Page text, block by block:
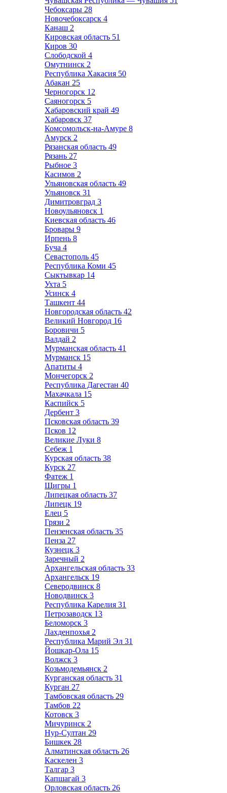
Чебоксары 28
Новочебоксарск 4
Канаш 2
Кировская область 51
Киров 30
Слободской 4
Омутнинск 2
Республика Хакасия 50
Абакан 25
Черногорск 12
Саяногорск 5
Хабаровский край 49
Хабаровск 37
Комсомольск-на-Амуре 8
Амурск 2
Рязанская область 49
Рязань 27
Рыбное 3
Касимов 2
Ульяновская область 49
Ульяновск 31
Димитровград 3
Новоульяновск 1
Киевская область 46
Бровары 9
Ирпень 8
Буча 4
Севастополь 45
Республика Коми 45
Сыктывкар 14
Ухта 5
Усинск 4
Ташкент 44
Новгородская область 42
Великий Новгород 16
Боровичи 5
Валдай 2
Мурманская область 41
Мурманск 15
Апатиты 4
Мончегорск 2
Республика Дагестан 40
Махачкала 15
Каспийск 5
Дербент 3
Псковская область 39
Псков 12
Великие Луки 8
Себеж 1
Курская область 38
Курск 27
Фатеж 1
Щигры 1
Липецкая область 37
Липецк 19
Елец 5
Грязи 2
Пензенская область 35
Пенза 27
Кузнецк 3
Заречный 2
Архангельская область 33
Архангельск 19
Северодвинск 8
Новодвинск 3
Республика Карелия 31
Петрозаводск 13
Беломорск 3
Лахденпохья 2
Республика Марий Эл 31
Йошкар-Ола 15
Волжск 3
Козьмодемьянск 2
Курганская область 31
Курган 27
Тамбовская область 29
Тамбов 22
Котовск 3
Мичуринск 2
Нур-Султан 29
Бишкек 28
Алматинская область 26
Каскелен 3
Талгар 3
Капшагай 3
Орловская область 26